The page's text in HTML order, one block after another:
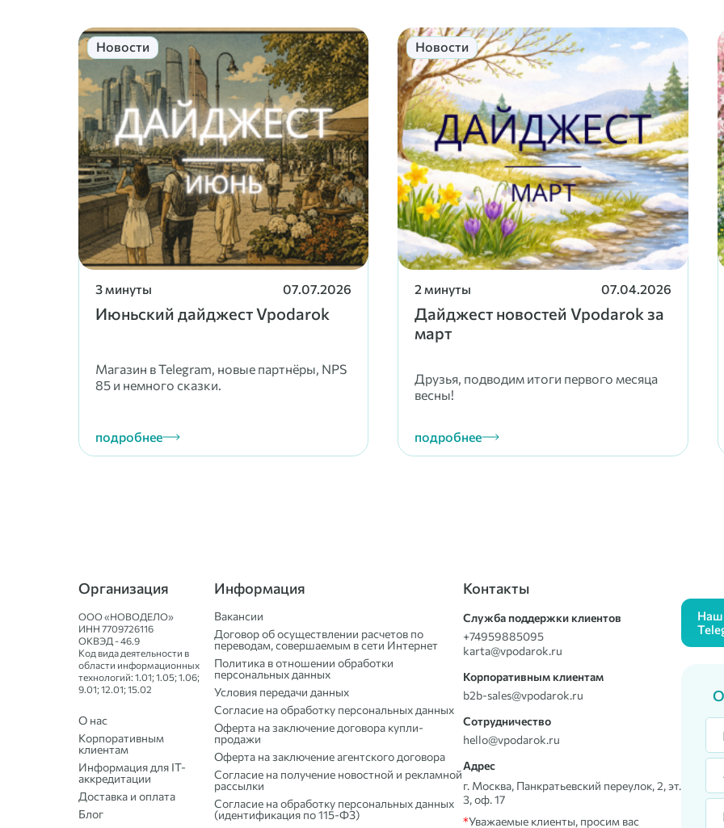
3 минуты 07.07.2026
Июньский дайджест Vpodarok
Магазин в Telegram, новые партнёры, NPS
85 и немного сказки.
подробнее
Новости
2 минуты 07.04.2026
Дайджест новостей Vpodarok за
март
Друзья, подводим итоги первого месяца
весны!
подробнее
Новости
Организация
ООО «НОВОДЕЛО»
ИНН 7709726116
ОКВЭД - 46.9
Код вида деятельности в
области информационных
технологий: 1.01; 1.05; 1.06;
9.01; 12.01; 15.02
О нас
Корпоративным
клиентам
Информация для IT-
аккредитации
Доставка и оплата
Блог
Информация
Вакансии
Договор об осуществлении расчетов по
переводам, совершаемым в сети Интернет
Политика в отношении обработки
персональных данных
Условия передачи данных
Согласие на обработку персональных данных
Оферта на заключение договора купли-
продажи
Оферта на заключение агентского договора
Согласие на получение новостной и рекламной
рассылки
Согласие на обработку персональных данных
(идентификация по 115-ФЗ)
Контакты
Служба поддержки клиентов
+74959885095
karta@vpodarok.ru
Корпоративным клиентам
b2b-sales@vpodarok.ru
Сотрудничество
hello@vpodarok.ru
Адрес
г. Москва, Панкратьевский переулок, 2, эт.
3, оф. 17
*Уважаемые клиенты, просим вас
Наш